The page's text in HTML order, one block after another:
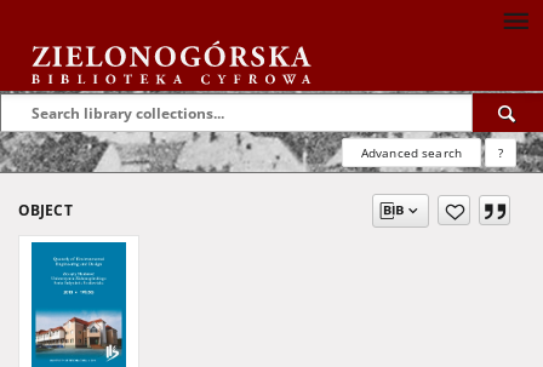
Advanced search ?
OBJECT